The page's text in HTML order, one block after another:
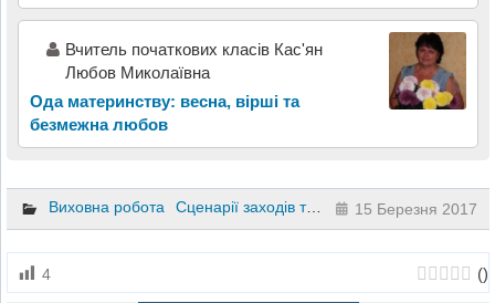
Вчитель початкових класів Кас'ян
Любов Миколаївна
Ода материнству: весна, вірші та
безмежна любов
Виховна робота Сценарії заходів та свят 10 клас 9 клас
15 Березня 2017
4 ()